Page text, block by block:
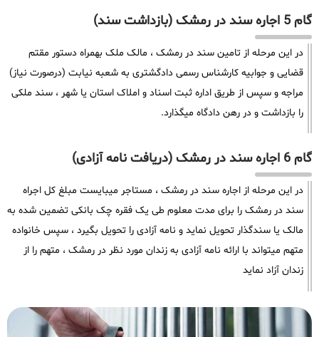
گام 5 اجاره سند در رمشک (بازداشت سند)
در این مرحله از تامین سند در رمشک ، مالک ملک بهمراه دستور مقتم
قضایی و جوابیه کارشناس رسمی دادگشتری به شعبه نیابت (درصورت نیاز)
مراجه و سپس از طریق اداره ثبت اسناد و املاک استان یا شهر ، سند ملکی
را بازداشت و در رهن دادگاه میگذارد.
گام 6 اجاره سند در رمشک (دریافت نامه آزادی)
در این مرحله از اجاره سند در رمشک ، مستاجر میبایست مبلغ کل اجراه
سند در رمشک را برای مدت معلوم طی یک فقره چک بانکی تضمین شده به
مالک یا سندگذار تحویل نماید و نامه آزادی را تحویل بگیرد ، سپس خانواده
متهم میتواند با ارائه نامه آزادی به زندان مورد نظر در رمشک ، متهم را از
زندان آزاد نماید